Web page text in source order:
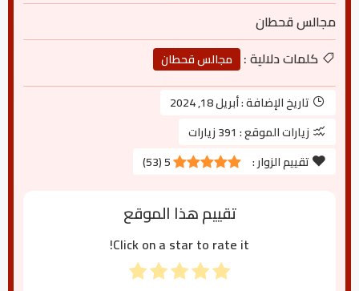
مجالس قحطان
كلمات دلالية :
مجالس قحطان
تاريخ الإضافة :أبريل 18, 2024
زيارات الموقع : 391 زيارات
تقييم الزوار :
5
(
53
)
تقييم هذا الموقع
Click on a star to rate it!